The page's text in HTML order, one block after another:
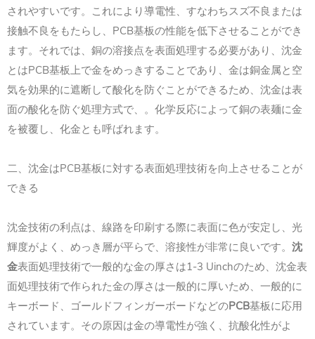
されやすいです。これにより導電性、すなわちスズ不良または
接触不良をもたらし、 PCB基板の性能を低下させることができ
ます。それでは、銅の溶接点を表面処理する必要があり、沈金
とはPCB基板上で金をめっきすることであり、金は銅金属と空
気を効果的に遮断して酸化を防ぐことができるため、沈金は表
面の酸化を防ぐ処理方式で、。化学反応によって銅の表麺に金
を被覆し、化金とも呼ばれます。
二、沈金はPCB基板に対する表面処理技術を向上させることが
できる
沈金技術の利点は、線路を印刷する際に表面に色が安定し、光
輝度がよく、めっき層が平らで、溶接性が非常に良いです。 沈
金表面処理技術で一般的な金の厚さは1-3 Uinchのため、沈金表
面処理技術で作られた金の厚さは一般的に厚いため、一般的に
キーボード、ゴールドフィンガーボードなどのPCB基板に応用
されています。その原因は金の導電性が強く、抗酸化性がよ